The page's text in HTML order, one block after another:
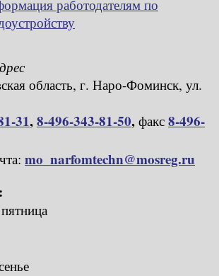
работодателям по
область, г. Наро-Фоминск, ул.
31,8-496-343-81-50, факс 8-496-
mo_narfomtechn@mosreg.ru